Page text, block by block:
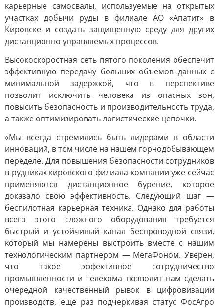
карьерные самосвалы, используемые на открытых
участках добычи руды в филиале АО «Апатит» в
Кировске и создать защищенную среду для других
дистанционно управляемых процессов.
Высокоскоростная сеть пятого поколения обеспечит
эффективную передачу больших объемов данных с
минимальной задержкой, что в перспективе
позволит исключить человека из опасных зон,
повысить безопасность и производительность труда,
а также оптимизировать логистические цепочки.
«Мы всегда стремились быть лидерами в области
инноваций, в том числе на нашем горнодобывающем
переделе. Для повышения безопасности сотрудников
в рудниках кировского филиала компании уже сейчас
применяются дистанционное бурение, которое
доказало свою эффективность. Следующий шаг —
беспилотная карьерная техника. Однако для работы
всего этого сложного оборудования требуется
быстрый и устойчивый канал беспроводной связи,
который мы намерены выстроить вместе с нашим
технологическим партнером — МегаФоном. Уверен,
что такое эффективное сотрудничество
промышленности и телекома позволит нам сделать
очередной качественный рывок в цифровизации
производств, еще раз подчеркивая статус ФосАгро